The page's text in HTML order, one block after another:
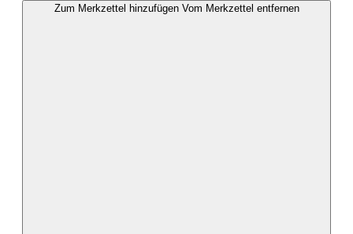
Zum Merkzettel hinzufügen Vom Merkzettel entfernen